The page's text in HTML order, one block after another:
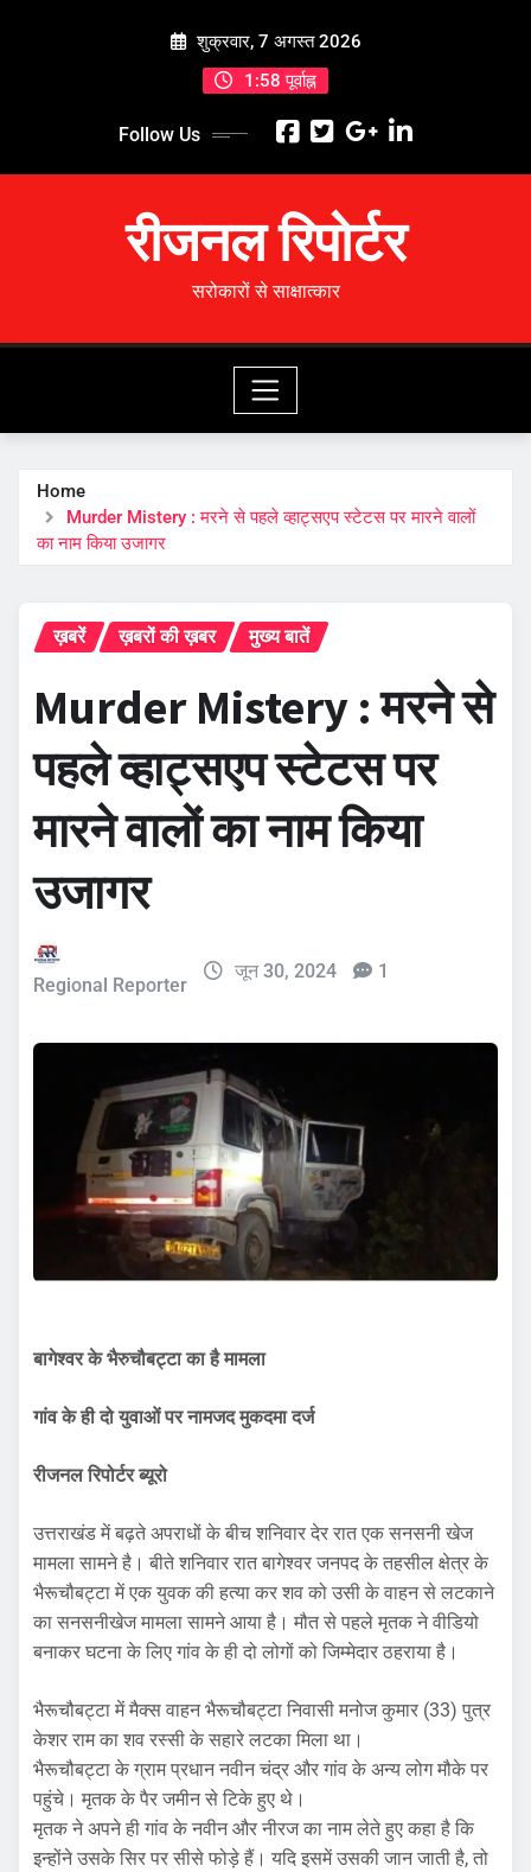
शुक्रवार, 7 अगस्त 2026
1:58 पूर्वाह्न
Follow Us
रीजनल रिपोर्टर
सरोकारों से साक्षात्कार
Home
Murder Mistery : मरने से पहले व्हाट्सएप स्टेटस पर मारने वालों
का नाम किया उजागर
ख़बरें ख़बरों की ख़बर मुख्य बातें
Murder Mistery : मरने से
पहले व्हाट्सएप स्टेटस पर
मारने वालों का नाम किया
उजागर
Regional Reporter
जून 30, 2024 1
बागेश्वर के भैरुचौबट्टा का है मामला
गांव के ही दो युवाओं पर नामजद मुकदमा दर्ज
रीजनल रिपोर्टर ब्यूरो
उत्तराखंड में बढ़ते अपराधों के बीच शनिवार देर रात एक सनसनी खेज
मामला सामने है। बीते शनिवार रात बागेश्वर जनपद के तहसील क्षेत्र के
भैरूचौबट्टा में एक युवक की हत्या कर शव को उसी के वाहन से लटकाने
का सनसनीखेज मामला सामने आया है। मौत से पहले मृतक ने वीडियो
बनाकर घटना के लिए गांव के ही दो लोगों को जिम्मेदार ठहराया है।
भैरूचौबट्टा में मैक्स वाहन भैरूचौबट्टा निवासी मनोज कुमार (33) पुत्र
केशर राम का शव रस्सी के सहारे लटका मिला था।
भैरूचौबट्टा के ग्राम प्रधान नवीन चंद्र और गांव के अन्य लोग मौके पर
पहुंचे। मृतक के पैर जमीन से टिके हुए थे।
मृतक ने अपने ही गांव के नवीन और नीरज का नाम लेते हुए कहा है कि
इन्होंने उसके सिर पर सीसे फोड़े हैं। यदि इसमें उसकी जान जाती है, तो